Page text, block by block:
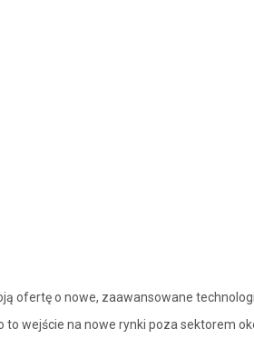
ofertę o nowe, zaawansowane
to wejście na nowe rynki poza sektorem